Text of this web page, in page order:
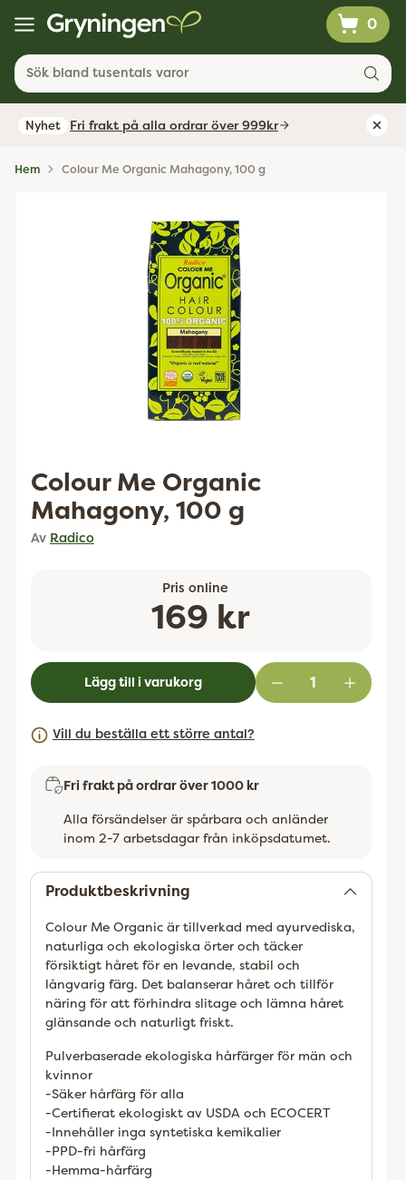
0
Sök bland tusentals varor
Nyhet Fri frakt på alla ordrar över 999kr
Hem Colour Me Organic Mahagony, 100 g
Colour Me Organic
Mahagony, 100 g
Av Radico
Pris online
Ordinarie
pris
169 kr
Lägg till i varukorg
Vill du beställa ett större antal?
Fri frakt på ordrar över 1000 kr
Alla försändelser är spårbara och anländer
inom 2-7 arbetsdagar från inköpsdatumet.
Produktbeskrivning
Colour Me Organic är tillverkad med ayurvediska,
naturliga och ekologiska örter och täcker
försiktigt håret för en levande, stabil och
långvarig färg. Det balanserar håret och tillför
näring för att förhindra slitage och lämna håret
glänsande och naturligt friskt.
Pulverbaserade ekologiska hårfärger för män och
kvinnor
-Säker hårfärg för alla
-Certifierat ekologiskt av USDA och ECOCERT
-Innehåller inga syntetiska kemikalier
-PPD-fri hårfärg
-Hemma-hårfärg